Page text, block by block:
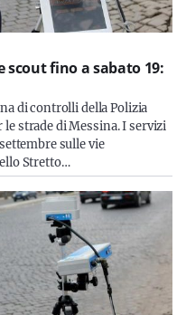
scout fino a sabato 19:
di controlli della Polizia
strade di Messina. I servizi
sulle vie
Stretto…